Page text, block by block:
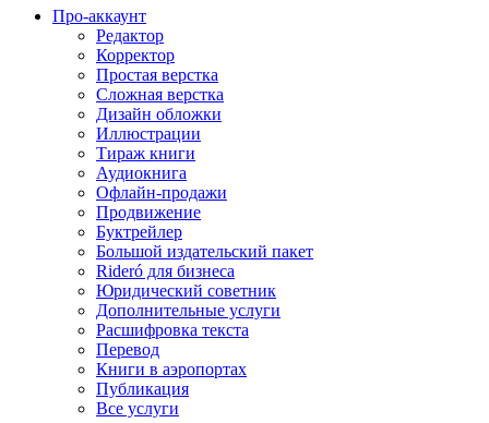
Про-аккаунт
Редактор
Корректор
Простая верстка
Сложная верстка
Дизайн обложки
Иллюстрации
Тираж книги
Аудиокнига
Офлайн-продажи
Продвижение
Буктрейлер
Большой издательский пакет
Rideró для бизнеса
Юридический советник
Дополнительные услуги
Расшифровка текста
Перевод
Книги в аэропортах
Публикация
Все услуги